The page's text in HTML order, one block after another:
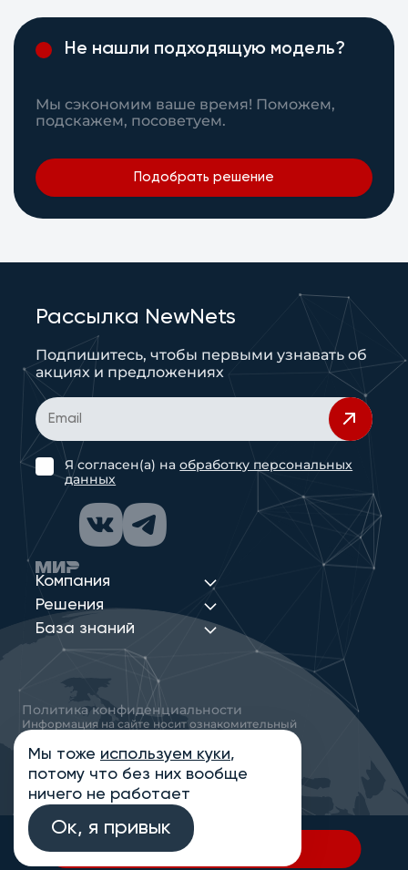
В спецификацию
Не нашли подходящую модель?
Мы сэкономим ваше время! Поможем,
подскажем, посоветуем.
Подобрать решение
Компания
Решения
База знаний
Рассылка NewNets
Подпишитесь, чтобы первыми узнавать об
акциях и предложениях
Я согласен(а) наобработку персональных
данных
Политика конфиденциальности
Информация на сайте носит ознакомительный
характер и не является публичной офертой,
определяемой положениями статьи 437
Гражданского кодекса РФ
© 2013-2026 Новые Сети Интеграция
Мы тоже используем куки,
потому что без них вообще
ничего не работает
Ок, я привык